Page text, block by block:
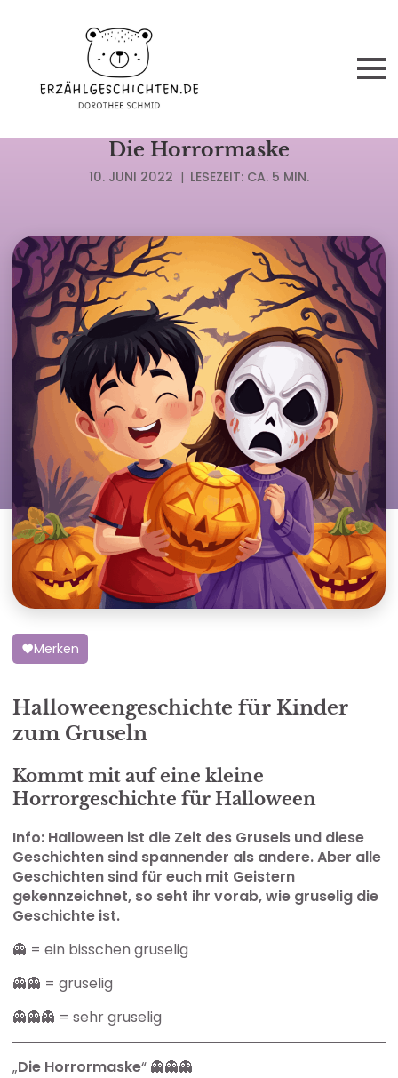
Die Horrormaske
10. JUNI 2022 | LESEZEIT: CA. 5 MIN.
Merken
Halloweengeschichte für Kinder
zum Gruseln
Kommt mit auf eine kleine
Horrorgeschichte für Halloween
Info: Halloween ist die Zeit des Grusels und diese
Geschichten sind spannender als andere. Aber alle
Geschichten sind für euch mit Geistern
gekennzeichnet, so seht ihr vorab, wie gruselig die
Geschichte ist.
👻 = ein bisschen gruselig
👻👻 = gruselig
👻👻👻 = sehr gruselig
„Die Horrormaske“ 👻👻👻